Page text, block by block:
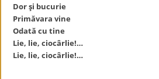
Dor și bucurie
Primăvara vine
Odată cu tine
Lie, lie, ciocârlie!…
Lie, lie, ciocârlie!…